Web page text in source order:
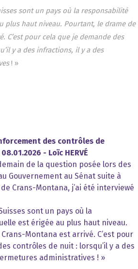
sont un pays où la responsabilité
plus haut niveau. Pourtant, le drame de
C’est pour cela que je demande des
y a des infractions, il y a des
! »
des contrôles de
- Loïc HERVÉ
de la question posée lors des
Gouvernement au Sénat suite à
Crans-Montana, j’ai été interviewé
sont un pays où la
est érigée au plus haut niveau.
Montana est arrivé. C’est pour
contrôles de nuit : lorsqu’il y a des
administratives ! »